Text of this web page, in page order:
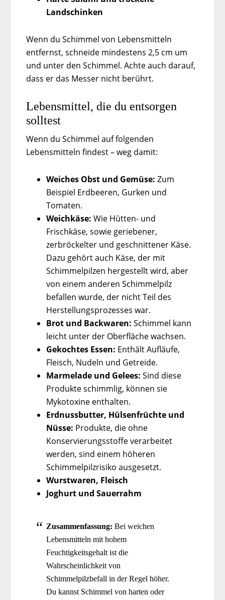
Landschinken
Wenn du Schimmel von Lebensmitteln
entfernst, schneide mindestens 2,5 cm um
und unter den Schimmel. Achte auch darauf,
dass er das Messer nicht berührt.
Lebensmittel, die du entsorgen
solltest
Wenn du Schimmel auf folgenden
Lebensmitteln findest – weg damit:
Weiches Obst und Gemüse: Zum
Beispiel Erdbeeren, Gurken und
Tomaten.
Weichkäse: Wie Hütten- und
Frischkäse, sowie geriebener,
zerbröckelter und geschnittener Käse.
Dazu gehört auch Käse, der mit
Schimmelpilzen hergestellt wird, aber
von einem anderen Schimmelpilz
befallen wurde, der nicht Teil des
Herstellungsprozesses war.
Brot und Backwaren:Schimmel kann
leicht unter der Oberfläche wachsen.
Gekochtes Essen: Enthält Aufläufe,
Fleisch, Nudeln und Getreide.
Marmelade und Gelees: Sind diese
Produkte schimmlig, können sie
Mykotoxine enthalten.
Erdnussbutter, Hülsenfrüchte und
Nüsse: Produkte, die ohne
Konservierungsstoffe verarbeitet
werden, sind einem höheren
Schimmelpilzrisiko ausgesetzt.
Wurstwaren, Fleisch
Joghurt und Sauerrahm
Zusammenfassung:Bei weichen
Lebensmitteln mit hohem
Feuchtigkeitsgehalt ist die
Wahrscheinlichkeit von
Schimmelpilzbefall in der Regel höher.
Du kannst Schimmel von harten oder